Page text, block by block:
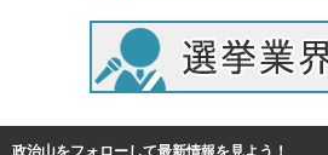
政治山をフォローして最新情報を見よう！